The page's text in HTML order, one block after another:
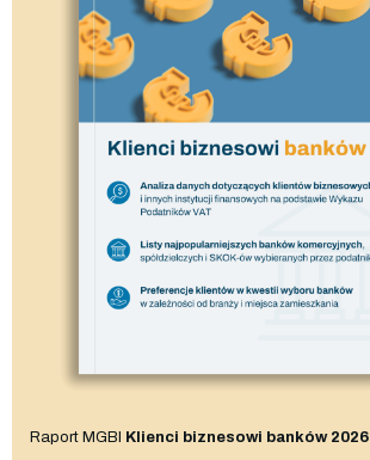
Raport MGBI Klienci biznesowi banków 2026